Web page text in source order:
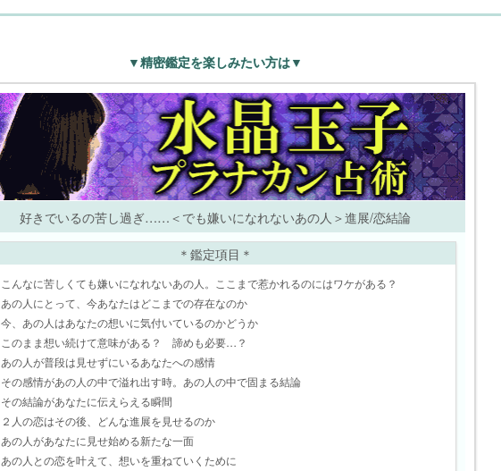
▼精密鑑定を楽しみたい方は▼
好きでいるの苦し過ぎ……＜でも嫌いになれないあの人＞進展/恋結論
＊鑑定項目＊
こんなに苦しくても嫌いになれないあの人。ここまで惹かれるのにはワケがある？
あの人にとって、今あなたはどこまでの存在なのか
今、あの人はあなたの想いに気付いているのかどうか
このまま想い続けて意味がある？ 諦めも必要…？
あの人が普段は見せずにいるあなたへの感情
その感情があの人の中で溢れ出す時。あの人の中で固まる結論
その結論があなたに伝えらえる瞬間
２人の恋はその後、どんな進展を見せるのか
あの人があなたに見せ始める新たな一面
あの人との恋を叶えて、想いを重ねていくために